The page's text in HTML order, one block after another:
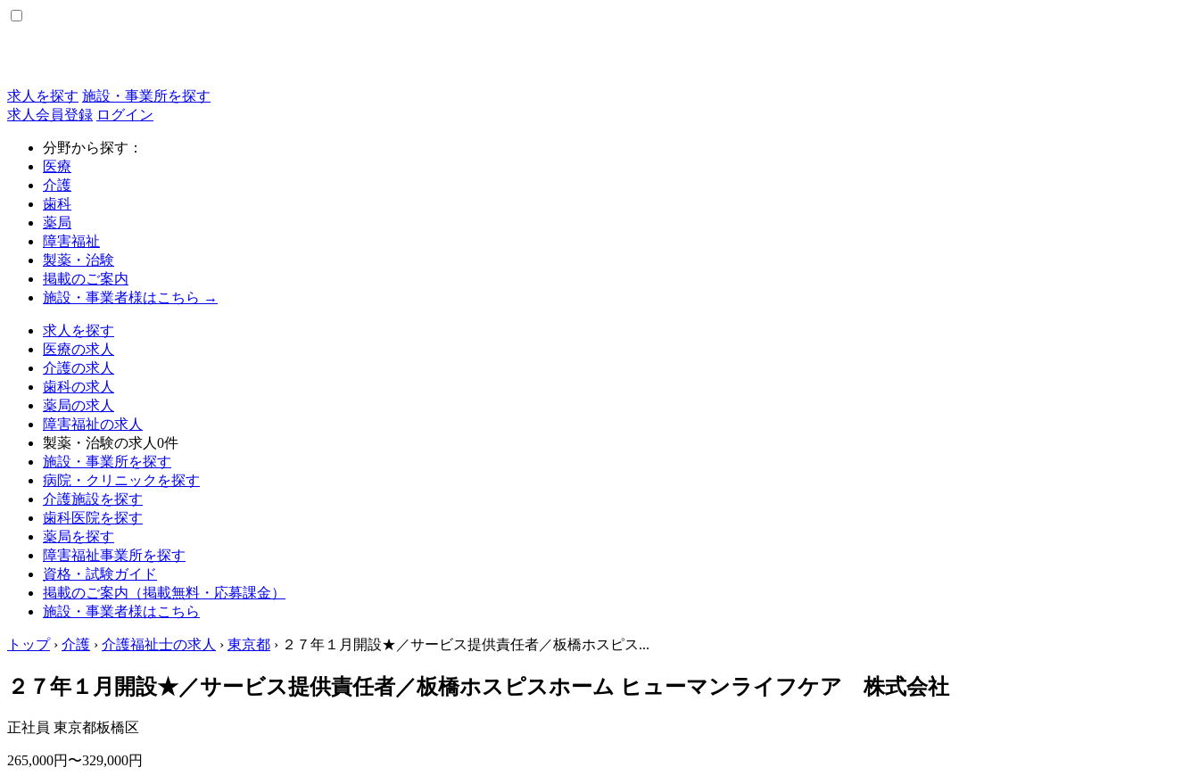
求人を探す 施設・事業所を探す
求人会員登録 ログイン
分野から探す：
医療
介護
歯科
薬局
障害福祉
製薬・治験
掲載のご案内
施設・事業者様はこちら →
求人を探す
医療の求人
介護の求人
歯科の求人
薬局の求人
障害福祉の求人
製薬・治験の求人 0件
施設・事業所を探す
病院・クリニックを探す
介護施設を探す
歯科医院を探す
薬局を探す
障害福祉事業所を探す
資格・試験ガイド
掲載のご案内（掲載無料・応募課金）
施設・事業者様はこちら
トップ › 介護 › 介護福祉士の求人 › 東京都 › ２７年１月開設★／サービス提供責任者／板橋ホスピス...
２７年１月開設★／サービス提供責任者／板橋ホスピスホーム ヒューマンライフケア 株式会社
正社員 東京都板橋区
265,000円〜329,000円